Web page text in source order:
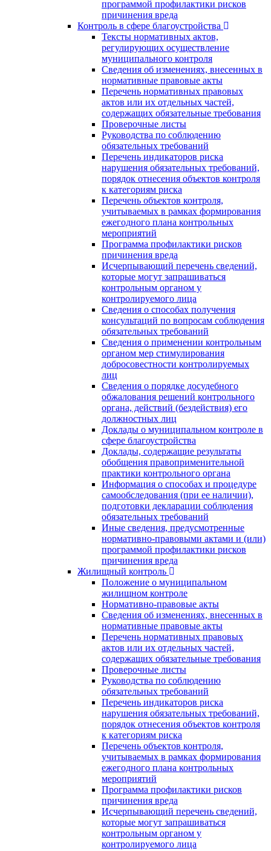
программой профилактики рисков
причинения вреда
Контроль в сфере благоустройства
Тексты нормативных актов,
регулирующих осуществление
муниципального контроля
Сведения об изменениях, внесенных в
нормативные правовые акты
Перечень нормативных правовых
актов или их отдельных частей,
содержащих обязательные требования
Проверочные листы
Руководства по соблюдению
обязательных требований
Перечень индикаторов риска
нарушения обязательных требований,
порядок отнесения объектов контроля
к категориям риска
Перечень объектов контроля,
учитываемых в рамках формирования
ежегодного плана контрольных
мероприятий
Программа профилактики рисков
причинения вреда
Исчерпывающий перечень сведений,
которые могут запрашиваться
контрольным органом у
контролируемого лица
Сведения о способах получения
консультаций по вопросам соблюдения
обязательных требований
Сведения о применении контрольным
органом мер стимулирования
добросовестности контролируемых
лиц
Сведения о порядке досудебного
обжалования решений контрольного
органа, действий (бездействия) его
должностных лиц
Доклады о муниципальном контроле в
сфере благоустройства
Доклады, содержащие результаты
обобщения правоприменительной
практики контрольного органа
Информация о способах и процедуре
самообследования (при ее наличии),
подготовки декларации соблюдения
обязательных требований
Иные сведения, предусмотренные
нормативно-правовыми актами и (или)
программой профилактики рисков
причинения вреда
Жилищный контроль
Положение о муниципальном
жилищном контроле
Нормативно-правовые акты
Сведения об изменениях, внесенных в
нормативные правовые акты
Перечень нормативных правовых
актов или их отдельных частей,
содержащих обязательные требования
Проверочные листы
Руководства по соблюдению
обязательных требований
Перечень индикаторов риска
нарушения обязательных требований,
порядок отнесения объектов контроля
к категориям риска
Перечень объектов контроля,
учитываемых в рамках формирования
ежегодного плана контрольных
мероприятий
Программа профилактики рисков
причинения вреда
Исчерпывающий перечень сведений,
которые могут запрашиваться
контрольным органом у
контролируемого лица